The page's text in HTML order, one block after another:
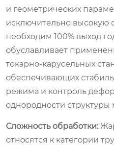
и геометрических
исключительно высокую
необходим 100% выход
обуславливает
токарно-карусельных
обеспечивающих
режима и контроль
однородности структуры
Сложность обработки:
относятся к категории